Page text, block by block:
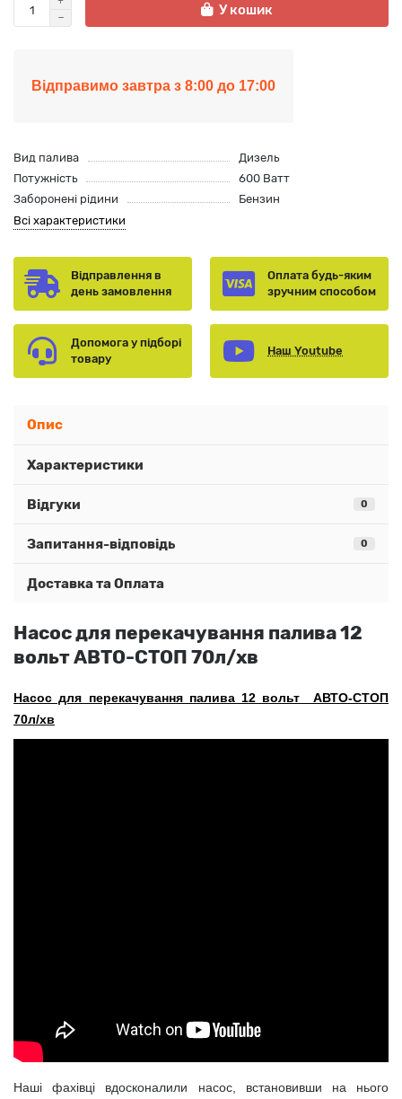
У кошик
Відправимо завтра з 8:00 до 17:00
Вид палива
Дизель
Потужність
600 Ватт
Заборонені рідини
Бензин
Всі характеристики
Відправлення в
день замовлення
Оплата будь-яким
зручним способом
Допомога у підборі
товару
Наш Youtube
Опис
Характеристики
Відгуки 0
Запитання-відповідь 0
Доставка та Оплата
Насос для перекачування палива 12
вольт АВТО-СТОП 70л/хв
Насос для перекачування палива 12 вольт АВТО-СТОП
70л/хв
Наші фахівці вдосконалили насос, встановивши на нього